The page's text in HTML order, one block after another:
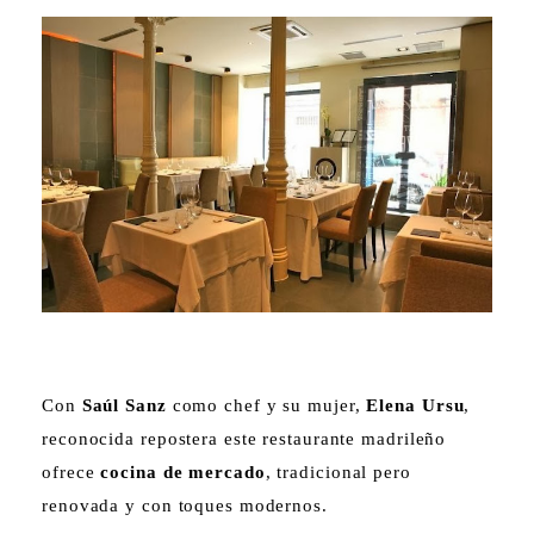
Con Saúl Sanz como chef y su mujer,Elena Ursu,
reconocida repostera este restaurante madrileño
ofrececocina de mercado, tradicional pero
renovada y con toques modernos.